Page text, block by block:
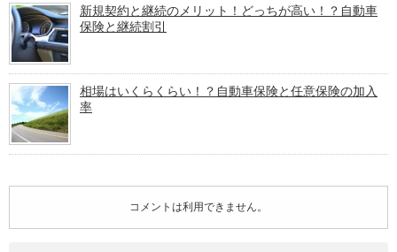
新規契約と継続のメリット！どっちが高い！？自動車
保険と継続割引
相場はいくらくらい！？自動車保険と任意保険の加入
率
コメントは利用できません。